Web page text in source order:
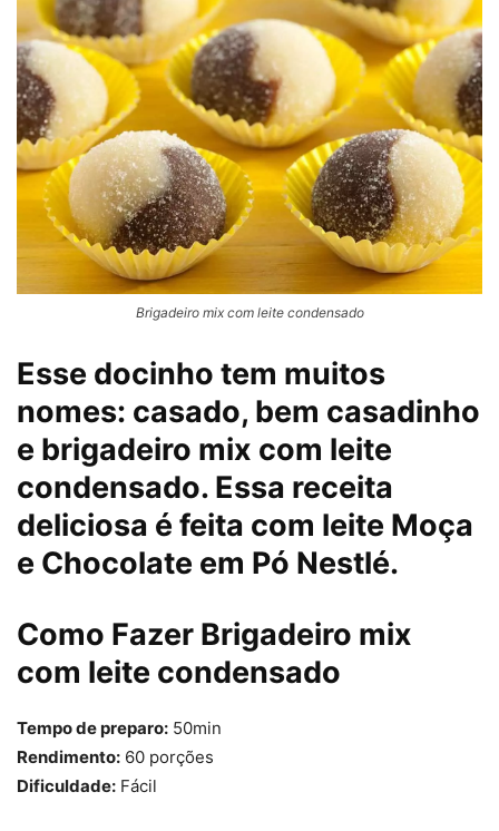
Brigadeiro mix com leite condensado
Esse docinho tem muitos
nomes: casado, bem casadinho
e brigadeiro mix com leite
condensado. Essa receita
deliciosa é feita com leite Moça
e Chocolate em Pó Nestlé.
Como Fazer Brigadeiro mix
com leite condensado
Tempo de preparo: 50min
Rendimento: 60 porções
Dificuldade: Fácil